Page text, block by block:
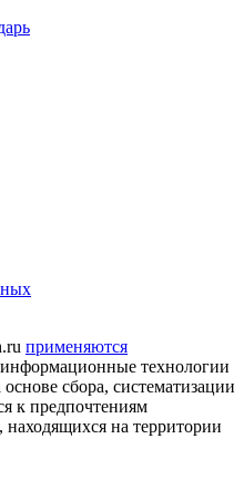
применяются
технологии
сбора, систематизации
к предпочтениям
находящихся на территории